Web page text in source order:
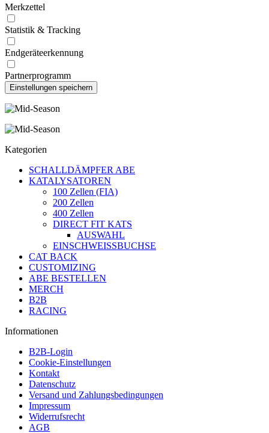
Merkzettel
Statistik & Tracking
Endgeräteerkennung
Partnerprogramm
Kategorien
SCHALLDÄMPFER ABE
KATALYSATOREN
100 Zellen (FIA)
200 Zellen
400 Zellen
DIRECT FIT KATS
AUSWAHL
EINSCHWEISSBUCHSE
CAT BACK
CUSTOMIZING
ABE BESTELLEN
MERCH
B2B
RACING
Informationen
B2B-Login
Cookie-Einstellungen
Kontakt
Datenschutz
Versand und Zahlungsbedingungen
Impressum
Widerrufsrecht
AGB